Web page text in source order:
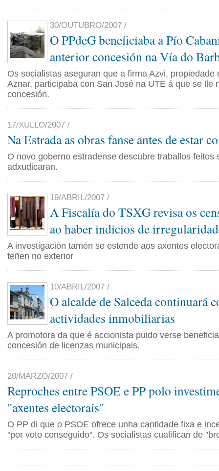
30/OUTUBRO/2007 /
O PPdeG beneficiaba a Pío
anterior concesión na Vía do
Os socialistas aseguran que a firma Azvi, propiedade
Aznar, participaba con San José na UTE á que se lle
concesión.
17/XULLO/2007 /
Na Estrada as obras fanse antes de estar
O novo goberno estradense descubre traballos feitos
adxudicaran.
19/ABRIL/2007 /
A Fiscalía do TSXG revisa os
ao haber indicios de
A investigación tamén se estende aos axentes
teñen no exterior
10/ABRIL/2007 /
O alcalde de Salceda continuará
actividades inmobiliarias
A promotora da que é accionista puido verse
concesión de licenzas municipais.
20/MARZO/2007 /
Reproches entre PSOE e PP polo
"axentes electorais"
O PP di que o PSOE ofrece unha cantidade fixa e
"por voto conseguido". Os socialistas cualifican de